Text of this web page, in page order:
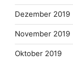
Dezember 2019
November 2019
Oktober 2019